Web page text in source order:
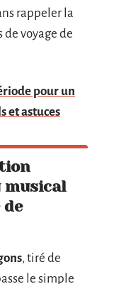
rappeler la
voyage de
pour un
et astuces
musical
, tiré de
le simple